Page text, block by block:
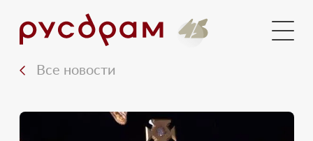
Документы
Все новости